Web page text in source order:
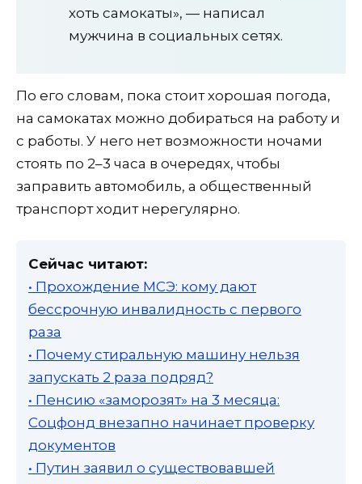
хоть самокаты», — написал
мужчина в социальных сетях.
По его словам, пока стоит хорошая погода,
на самокатах можно добираться на работу и
с работы. У него нет возможности ночами
стоять по 2–3 часа в очередях, чтобы
заправить автомобиль, а общественный
транспорт ходит нерегулярно.
Сейчас читают:
• Прохождение МСЭ: кому дают
бессрочную инвалидность с первого
раза
• Почему стиральную машину нельзя
запускать 2 раза подряд?
• Пенсию «заморозят» на 3 месяца:
Соцфонд внезапно начинает проверку
документов
• Путин заявил о существовавшей